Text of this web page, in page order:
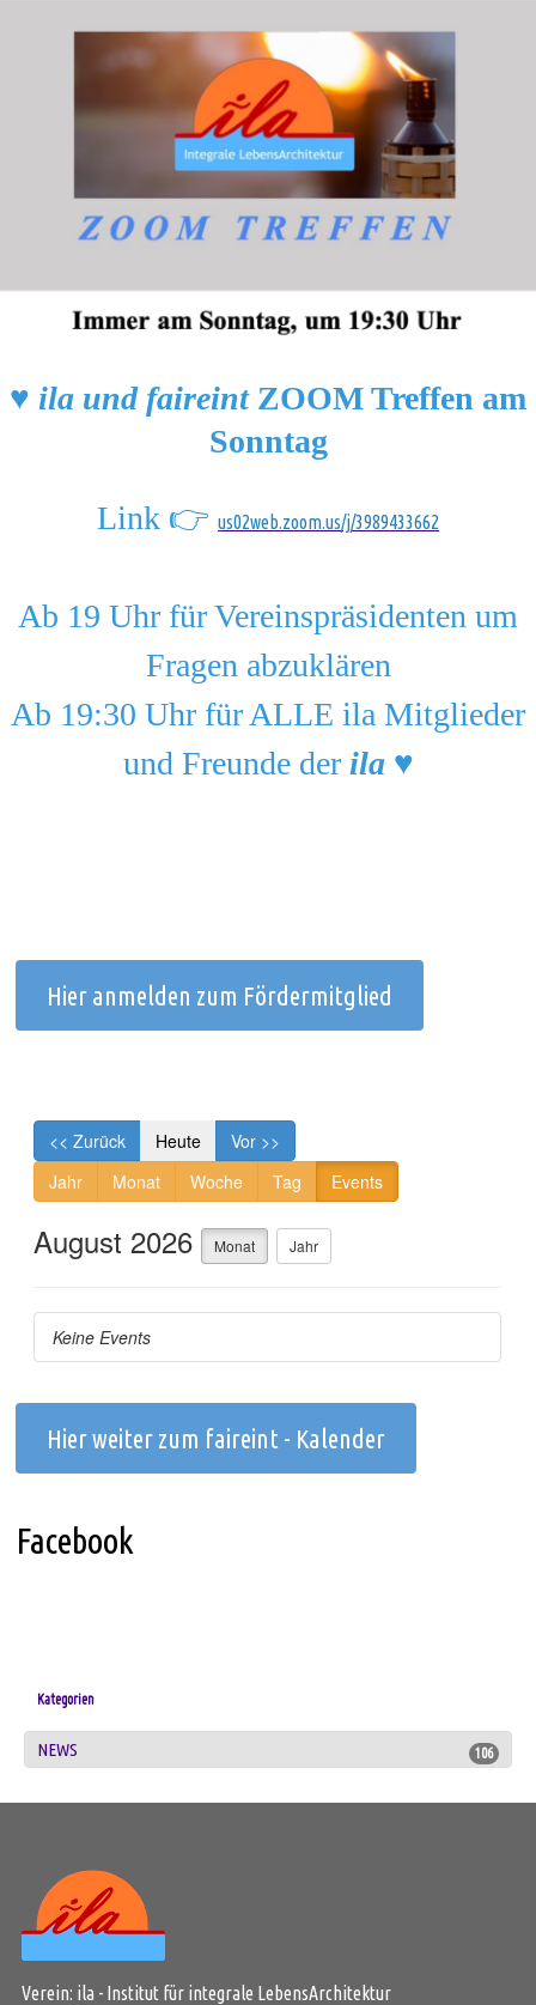
♥️ ila und faireint ZOOM Treffen am
Sonntag
Link 👉 us02web.zoom.us/j/3989433662
Ab 19 Uhr für Vereinspräsidenten um
Fragen abzuklären
Ab 19:30 Uhr für ALLE ila Mitglieder
und Freunde der ila♥️
Hier anmelden zum Fördermitglied
Hier weiter zum faireint - Kalender
Facebook
Kategorien
106
NEWS
Verein: ila - Institut für integrale LebensArchitektur